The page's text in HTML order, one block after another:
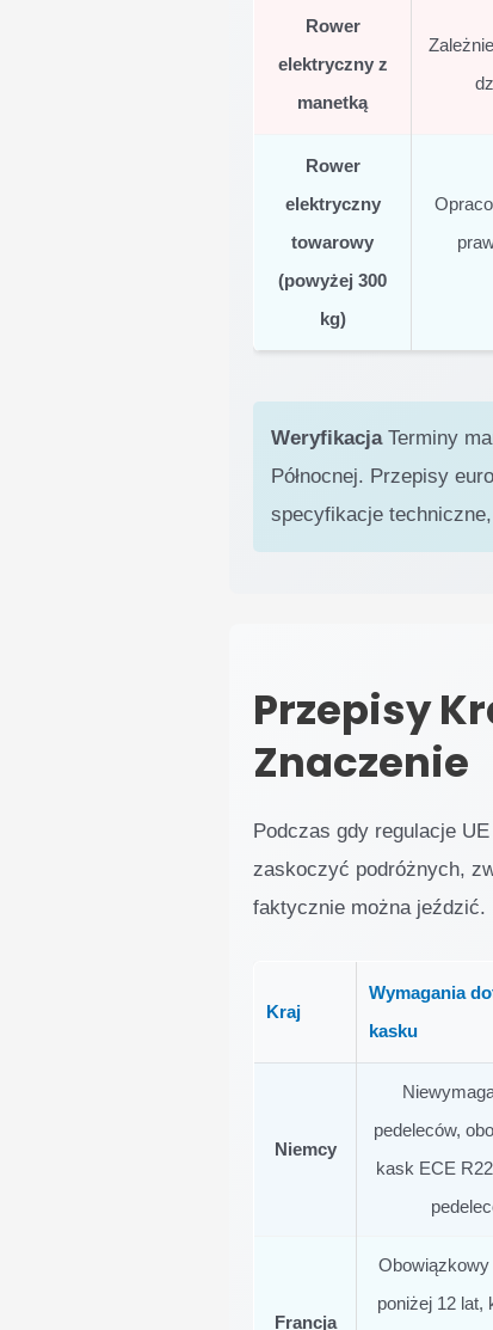
Rower
elektryczny z
manetką
Rower
elektryczny
towarowy
(powyżej 300
kg)
WeryfikacjaTerminy
Północnej. Przepisy
specyfikacje
Przepisy
Znaczenie
Podczas gdy regulacje
zaskoczyć podróżnych,
faktycznie można jeździć.
Kraj
Wymagania
kasku
Niemcy
pedeleców,
kask ECE
Francja
Obowiązkowy
poniżej 12 lat,